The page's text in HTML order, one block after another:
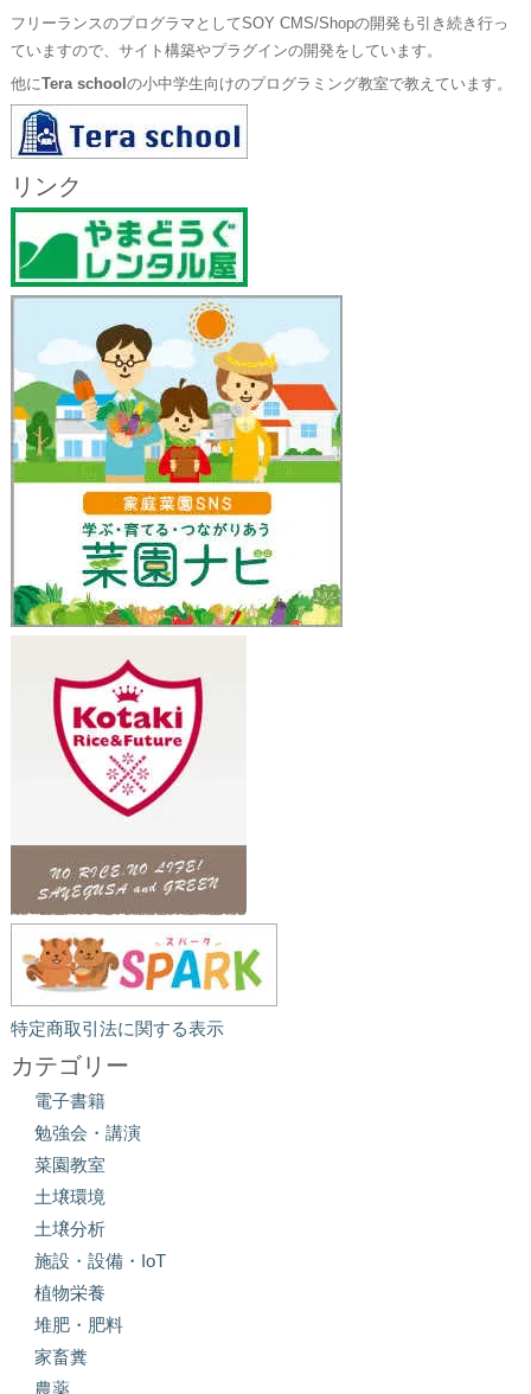
フリーランスのプログラマとしてSOY CMS/Shopの開発も引き続き行っ
ていますので、サイト構築やプラグインの開発をしています。
他にTera school の小中学生向けのプログラミング教室で教えています。
リンク
特定商取引法に関する表示
カテゴリー
電子書籍
勉強会・講演
菜園教室
土壌環境
土壌分析
施設・設備・IoT
植物栄養
堆肥・肥料
家畜糞
農薬